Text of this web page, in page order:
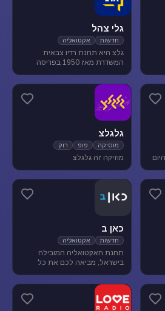
גלי צהל
חדשות אקטואליה
גלצ היא תחנת רדיו צבאית
המשדרת מאז 1950 בפריסה
חדשות, תכניות אקטואליה
ותרבות, מוזיקה ועוד.
גלגלצ
מוסיקה פופ רוק
מוזיקה זה גלגלצ
כאן ב
חדשות אקטואליה
תחנת האקטואליה המובילה
בישראל, מביאה לכם את כל
והפרשנויות, של האירועים שעל
סדר היום הישראלי.